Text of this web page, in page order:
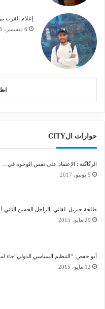
إعلام القرب
6 ديسمبر، 2025
حوارات الCITY
الرگاگنة : الإعتماد على نفس الوجوه في…
5 يونيو، 2017
طلحة جبريل: لقائي بالراحل الحسن الثاني
29 مايو، 2015
أبو حفص: “التنظيم السياسي الدولي”جاء
12 مايو، 2015